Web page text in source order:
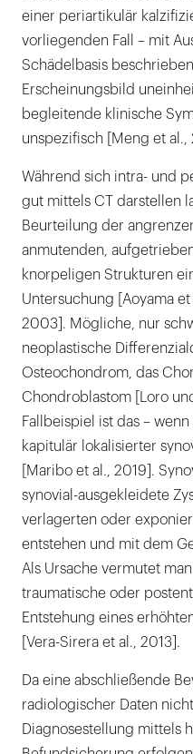
einer periartikulär
vorliegenden Fall – mit
Schädelbasis
Erscheinungsbild
begleitende klinische
unspezifisch [Meng et al.,
Während sich intra- und
gut mittels CT darstellen
Beurteilung der
anmutenden,
knorpeligen Strukturen
Untersuchung [Aoyama
2003]. Mögliche, nur
neoplastische
Osteochondrom, das
Chondroblastom [Loro
Fallbeispiel ist das –
kapitulär lokalisierter
[Maribo et al., 2019].
synovial-ausgekleidete
verlagerten oder
entstehen und mit dem
Als Ursache vermutet
traumatische oder
Entstehung eines
[Vera-Sirera et al., 2013].
Da eine abschließende
radiologischer Daten
Diagnosestellung mittels